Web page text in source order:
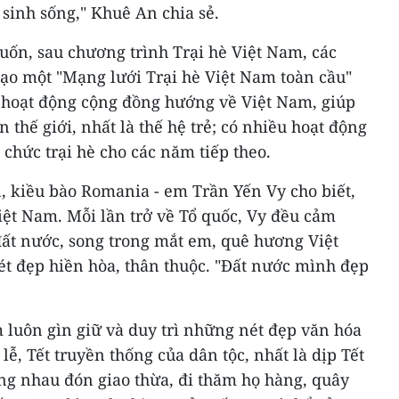
sống," Khuê An chia sẻ.
sau chương trình Trại hè Việt Nam, các
một "Mạng lưới Trại hè Việt Nam toàn cầu"
động cộng đồng hướng về Việt Nam, giúp
thế giới, nhất là thế hệ trẻ; có nhiều hoạt động
trại hè cho các năm tiếp theo.
kiều bào Romania - em Trần Yến Vy cho biết,
Nam. Mỗi lần trở về Tổ quốc, Vy đều cảm
nước, song trong mắt em, quê hương Việt
đẹp hiền hòa, thân thuộc. "Đất nước mình đẹp
luôn gìn giữ và duy trì những nét đẹp văn hóa
Tết truyền thống của dân tộc, nhất là dịp Tết
nhau đón giao thừa, đi thăm họ hàng, quây